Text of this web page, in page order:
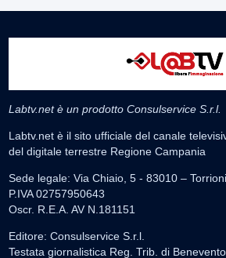
Labtv.net è un prodotto Consulservice S.r.l.
Labtv.net è il sito ufficiale del canale
del digitale terrestre Regione Campania
Sede legale: Via Chiaio, 5 - 83010 –
P.IVA 02757950643
Oscr. R.E.A. AV N.181151
Editore: Consulservice S.r.l.
Testata giornalistica Reg. Trib. di Benevento